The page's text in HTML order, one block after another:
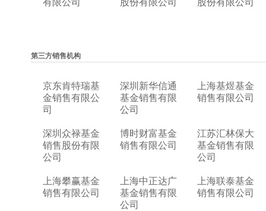
有限公司
股份有限公司
股份有限公司
第三方销售机构
京东肯特瑞基
金销售有限公
司
深圳新华信通
基金销售有限
公司
上海基煜基金
销售有限公司
深圳众禄基金
销售股份有限
公司
博时财富基金
销售有限公司
江苏汇林保大
基金销售有限
公司
上海攀赢基金
销售有限公司
上海中正达广
基金销售有限
公司
上海联泰基金
销售有限公司